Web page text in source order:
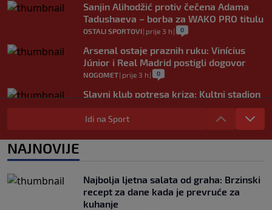
Sanjin Alihodžić protiv čečena Adama
Tadushaeva – borba za WAKO PRO titulu
OSTALI SPORTOVI| prije 3 h | 0
Arsenal ostaje praznih ruku: Vinícius
Júnior i Real Madrid postigli dogovor
NOGOMET| prije 3 h | 0
Slavni klub potresa kriza: Kultni stadion
u Italiji bit će prazan na početku sezone,
navijači objavili rat upravi
Idi na Sport
NAJNOVIJE
Najbolja ljetna salata od graha: Brzinski
recept za dane kada je prevruće za
kuhanje